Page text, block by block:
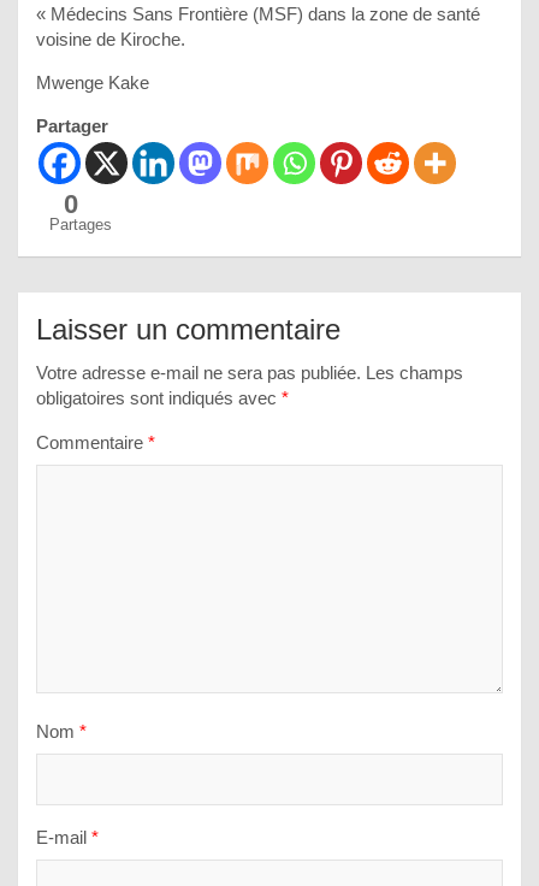
« Médecins Sans Frontière (MSF) dans la zone de santé
voisine de Kiroche.
Mwenge Kake
Partager
0
Partages
Laisser un commentaire
Votre adresse e-mail ne sera pas publiée. Les champs
obligatoires sont indiqués avec *
Commentaire *
Nom *
E-mail *